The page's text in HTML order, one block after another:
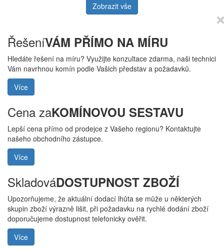
Zobrazit vše
ŘešeníVÁM PŘÍMO NA MÍRU
Hledáte řešení na míru? Využijte konzultace zdarma, naši technici
Vám navrhnou komín podle Vašich představ a požadavků.
Více
Cena zaKOMÍNOVOU SESTAVU
Lepší cena přímo od prodejce z Vašeho regionu? Kontaktujte
našeho obchodního zástupce.
Více
SkladováDOSTUPNOST ZBOŽÍ
Upozorňujeme, že aktuální dodací lhůta se může u některých
skupin zboží výrazně lišit, při požadavku na rychlé dodání zboží
doporučujeme dostupnost telefonicky ověřit.
Více